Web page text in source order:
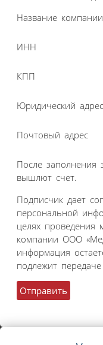
Название компании
ИНН
КПП
Юридический адрес
Почтовый адрес
После заполнения
вышлют счет.
Подписчик дает
персональной
целях проведения
компании ООО
информация
подлежит